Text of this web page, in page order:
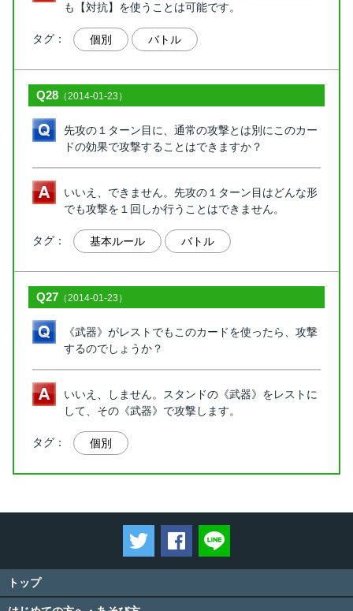
も【対抗】を使うことは可能です。
タグ： 個別 バトル
Q28 （2014-01-23）
先攻の１ターン目に、通常の攻撃とは別にこのカー
ドの効果で攻撃することはできますか？
いいえ、できません。先攻の１ターン目はどんな形
でも攻撃を１回しか行うことはできません。
タグ： 基本ルール バトル
Q27 （2014-01-23）
《武器》がレストでもこのカードを使ったら、攻撃
するのでしょうか？
いいえ、しません。スタンドの《武器》をレストに
して、その《武器》で攻撃します。
タグ： 個別
ツイートするFacebookでシェアする
トップ